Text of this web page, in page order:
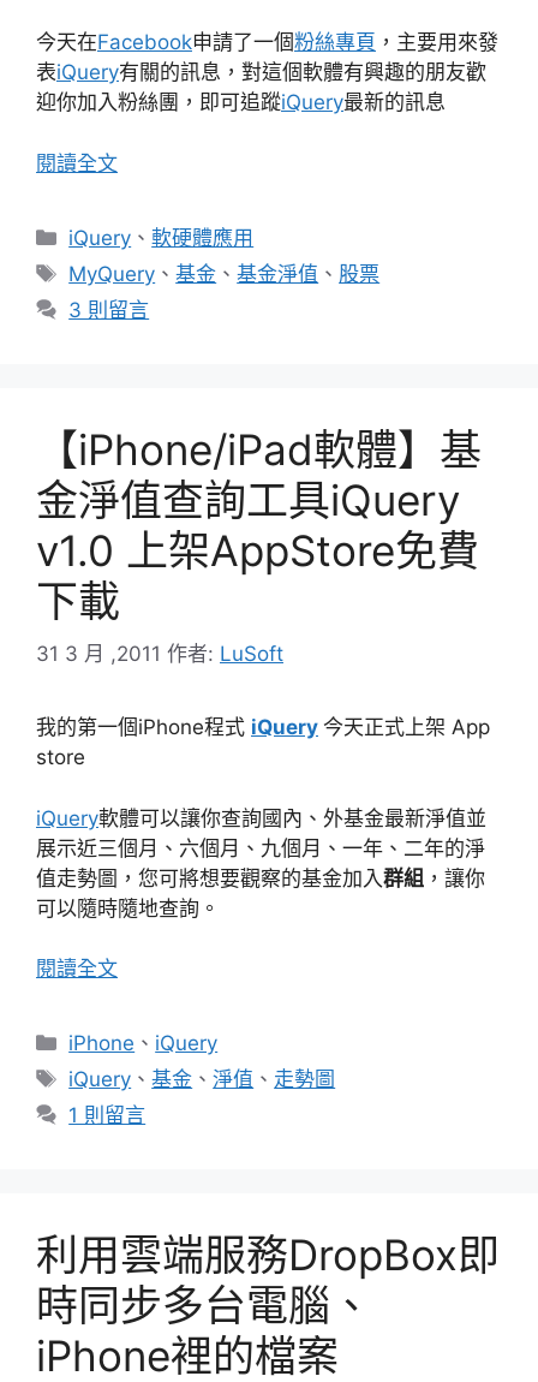
今天在Facebook申請了一個粉絲專頁 ，主要用來發
表iQuery有關的訊息，對這個軟體有興趣的朋友歡
迎你加入粉絲團，即可追蹤iQuery最新的訊息
閱讀全文
分
類
iQuery 、軟硬體應用
標
籤
MyQuery 、基金 、基金淨值 、 股票
3 則留言
【iPhone/iPad軟體】基
金淨值查詢工具iQuery
v1.0 上架AppStore免費
下載
31 3 月 ,2011 作者: LuSoft
我的第一個iPhone程式 iQuery 今天正式上架 App
store
iQuery軟體可以讓你查詢國內、外基金最新淨值並
展示近三個月、六個月、九個月、一年、二年的淨
值走勢圖，您可將想要觀察的基金加入群組 ，讓你
可以隨時隨地查詢。
閱讀全文
分
類
iPhone 、 iQuery
標
籤
iQuery 、基金 、淨值 、 走勢圖
1 則留言
利用雲端服務DropBox即
時同步多台電腦、
iPhone裡的檔案